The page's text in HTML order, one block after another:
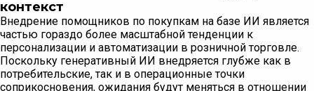
контекст
Внедрение помощников по покупкам на базе ИИ является
частью гораздо более масштабной тенденции к
персонализации и автоматизации в розничной торговле.
Поскольку генеративный ИИ внедряется глубже как в
потребительские, так и в операционные точки
соприкосновения, ожидания будут меняться в отношении